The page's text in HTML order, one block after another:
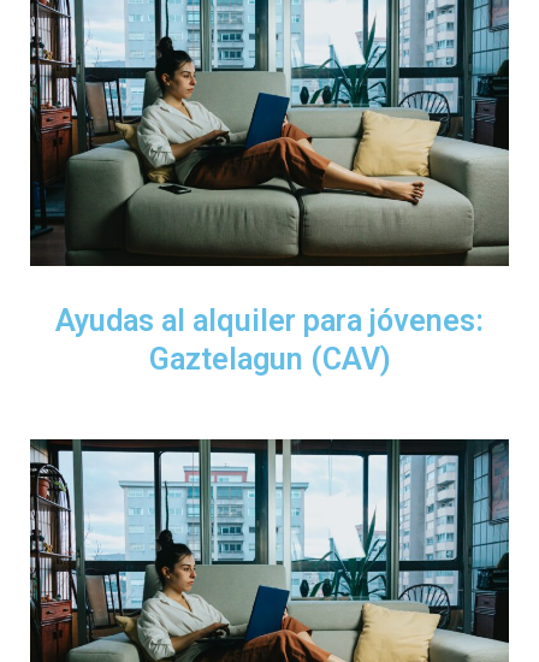
Ayudas al alquiler para jóvenes:
Gaztelagun (CAV)